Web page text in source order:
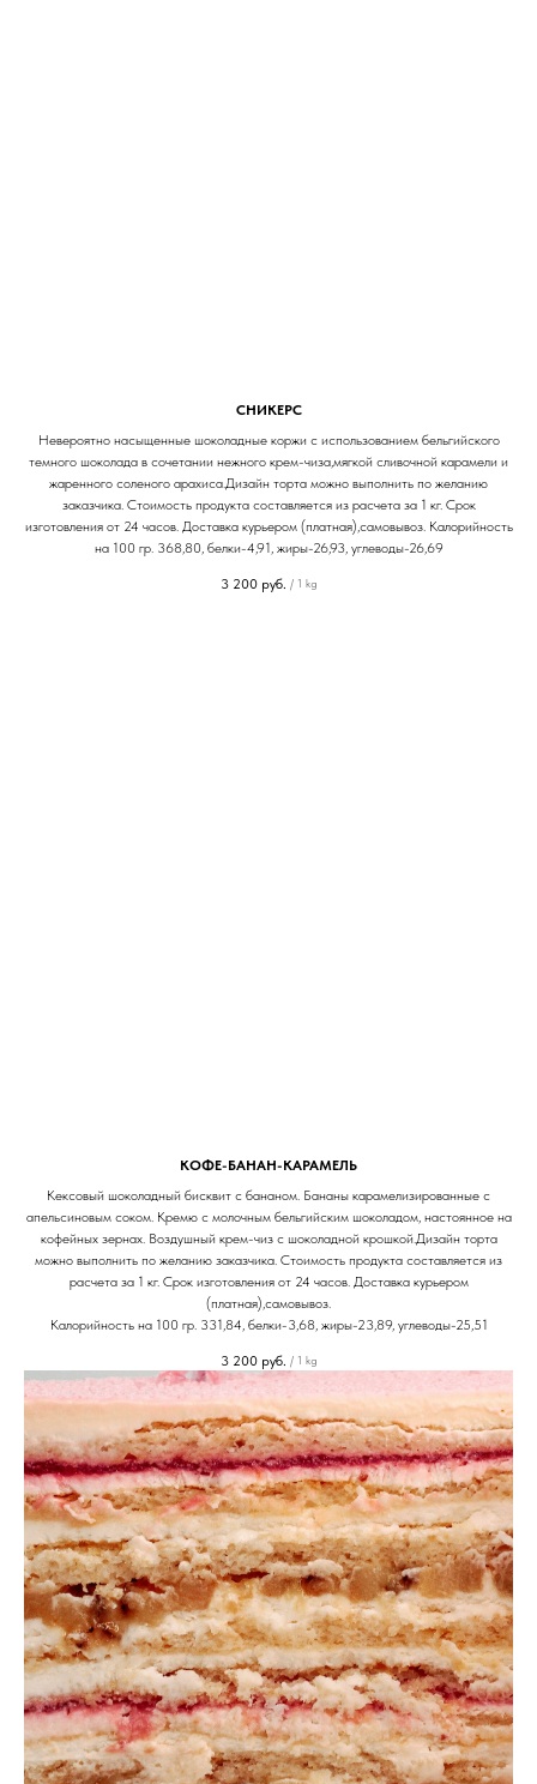
СНИКЕРС
Невероятно насыщенные шоколадные коржи с использованием бельгийского
темного шоколада в сочетании нежного крем-чиза,мягкой сливочной карамели и
жаренного соленого арахиса.Дизайн торта можно выполнить по желанию
заказчика. Стоимость продукта составляется из расчета за 1 кг. Срок
изготовления от 24 часов. Доставка курьером (платная),самовывоз. Калорийность
на 100 гр. 368,80, белки-4,91, жиры-26,93, углеводы-26,69
3 200 руб. / 1 kg
КОФЕ-БАНАН-КАРАМЕЛЬ
Кексовый шоколадный бисквит с бананом. Бананы карамелизированные с
апельсиновым соком. Кремю с молочным бельгийским шоколадом, настоянное на
кофейных зернах. Воздушный крем-чиз с шоколадной крошкой.Дизайн торта
можно выполнить по желанию заказчика. Стоимость продукта составляется из
расчета за 1 кг. Срок изготовления от 24 часов. Доставка курьером
(платная),самовывоз.
Калорийность на 100 гр. 331,84, белки-3,68, жиры-23,89, углеводы-25,51
3 200 руб. / 1 kg